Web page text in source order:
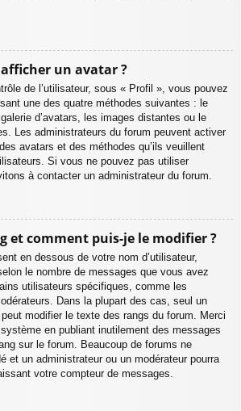
un avatar ?
de l’utilisateur, sous « Profil », vous pouvez
une des quatre méthodes suivantes : le
d’avatars, les images distantes ou le
Les administrateurs du forum peuvent activer
avatars et des méthodes qu’ils veuillent
Si vous ne pouvez pas utiliser
à contacter un administrateur du forum.
et comment puis-je le modifier ?
en dessous de votre nom d’utilisateur,
le nombre de messages que vous avez
utilisateurs spécifiques, comme les
Dans la plupart des cas, seul un
modifier le texte des rangs du forum. Merci
en publiant inutilement des messages
sur le forum. Beaucoup de forums ne
et un administrateur ou un modérateur pourra
votre compteur de messages.